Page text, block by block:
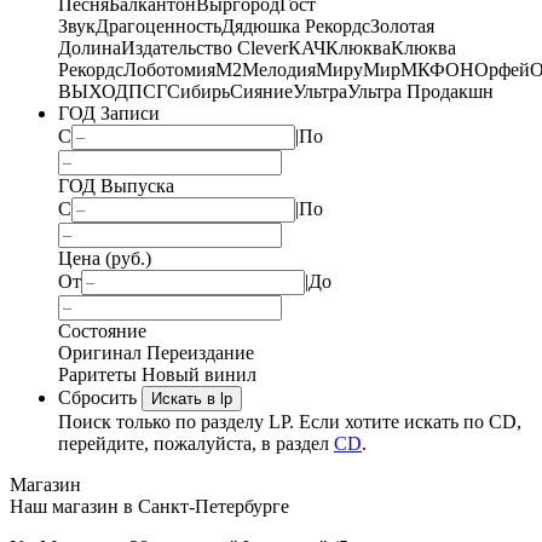
ПесняБалкантонВыргородГост
ЗвукДрагоценностьДядюшка РекордсЗолотая
ДолинаИздательство CleverКАЧКлюкваКлюква
РекордсЛоботомияМ2МелодияМируМирМКФОНОрфей
ВЫХОДПСГСибирьСияниеУльтраУльтра Продакшн
ГОД Записи
С
|По
ГОД Выпуска
С
|По
Цена (руб.)
От
|До
Состояние
Оригинал Переиздание
Раритеты Новый винил
Сбросить
Искать в lp
Поиск только по разделу LP. Если хотите искать по CD,
перейдите, пожалуйста, в раздел CD.
Магазин
Наш магазин в Санкт-Петербурге